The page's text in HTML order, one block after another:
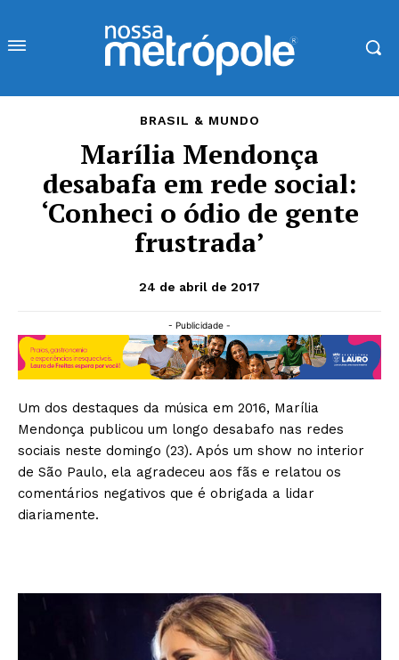
BRASIL & MUNDO
Marília Mendonça
desabafa em rede social:
‘Conheci o ódio de gente
frustrada’
24 de abril de 2017
- Publicidade -
Um dos destaques da música em 2016, Marília
Mendonça publicou um longo desabafo nas redes
sociais neste domingo (23). Após um show no interior
de São Paulo, ela agradeceu aos fãs e relatou os
comentários negativos que é obrigada a lidar
diariamente.